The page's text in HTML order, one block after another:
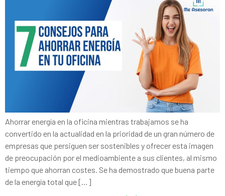
Ahorrar energía en la oficina mientras trabajamos se ha
convertido en la actualidad en la prioridad de un gran número de
empresas que persiguen ser sostenibles y ofrecer esta imagen
de preocupación por el medioambiente a sus clientes, al mismo
tiempo que ahorran costes. Se ha demostrado que buena parte
de la energía total que […]